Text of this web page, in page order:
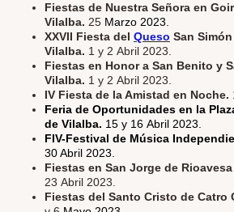
Fiestas de Nuestra Señora en
Vilalba. 25 Marzo 2023.
XXVII Fiesta del Queso San
Vilalba. 1 y 2 Abril 2023.
Fiestas en Honor a San Benito y
Vilalba. 1 y 2 Abril 2023.
IV Fiesta de la Amistad en Noche.
Feria de Oportunidades en la
de Vilalba. 15 y 16 Abril 2023.
FIV-Festival de Música
30 Abril 2023.
Fiestas en San Jorge de
23 Abril 2023.
Fiestas del Santo Cristo de Catro